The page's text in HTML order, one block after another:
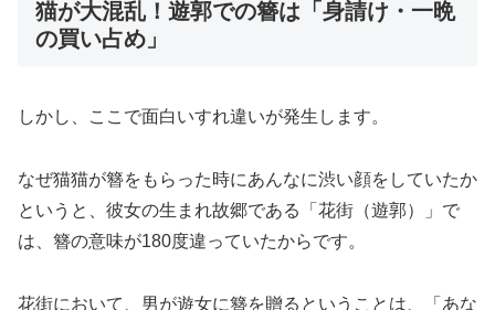
猫が大混乱！遊郭での簪は「身請け・一晩
の買い占め」
しかし、ここで面白いすれ違いが発生します。
なぜ猫猫が簪をもらった時にあんなに渋い顔をしていたか
というと、彼女の生まれ故郷である「花街（遊郭）」で
は、簪の意味が180度違っていたからです。
花街において、男が遊女に簪を贈るということは、「あな